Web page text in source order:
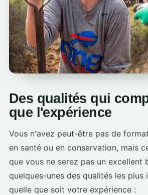
Des qualités qui
que l'expérience
Vous n'avez peut-être pas de
en santé ou en conservation, mais
que vous ne serez pas un excellent
quelques-unes des qualités les plus
quelle que soit votre expérience :